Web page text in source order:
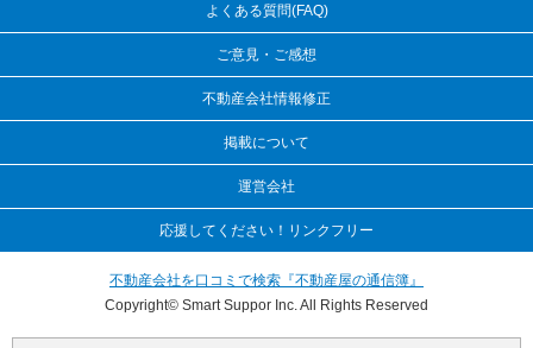
よくある質問(FAQ)
ご意見・ご感想
不動産会社情報修正
掲載について
運営会社
応援してください！リンクフリー
不動産会社を口コミで検索『不動産屋の通信簿』
Copyright© Smart Suppor Inc. All Rights Reserved